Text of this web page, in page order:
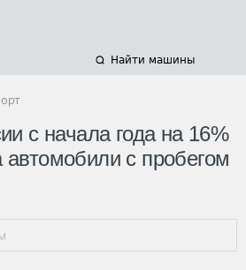
Найти машины
с начала года на 16%
автомобили с пробегом